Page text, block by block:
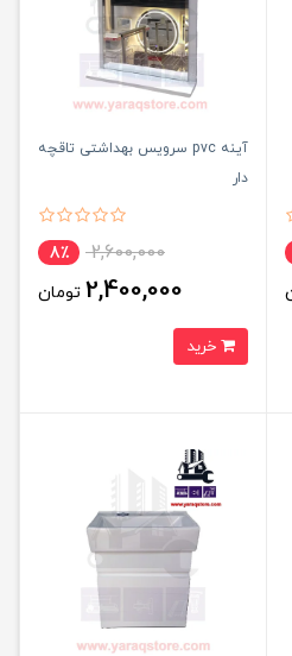
آینه pvc سرویس بهداشتی تاقچه
دار
2,600,000 8٪
2,400,000 تومان